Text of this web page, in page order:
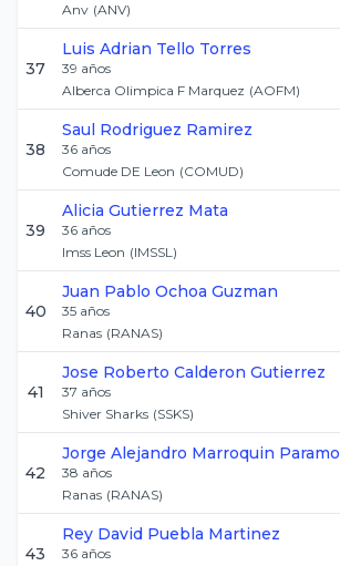
Anv (ANV)
37
Luis Adrian Tello Torres
39 años
Alberca Olimpica F Marquez (AOFM)
38
Saul Rodriguez Ramirez
36 años
Comude DE Leon (COMUD)
39
Alicia Gutierrez Mata
36 años
Imss Leon (IMSSL)
40
Juan Pablo Ochoa Guzman
35 años
Ranas (RANAS)
41
Jose Roberto Calderon Gutierrez
37 años
Shiver Sharks (SSKS)
42
Jorge Alejandro Marroquin Paramo
38 años
Ranas (RANAS)
43
Rey David Puebla Martinez
36 años